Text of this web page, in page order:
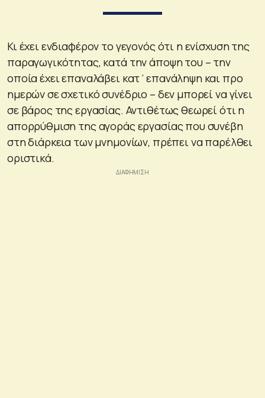
Κι έχει ενδιαφέρον το γεγονός ότι η ενίσχυση της
παραγωγικότητας, κατά την άποψη του – την
οποία έχει επαναλάβει κατ΄επανάληψη και προ
ημερών σε σχετικό συνέδριο – δεν μπορεί να γίνει
σε βάρος της εργασίας. Αντιθέτως θεωρεί ότι η
απορρύθμιση της αγοράς εργασίας που συνέβη
στη διάρκεια των μνημονίων, πρέπει να παρέλθει
οριστικά.